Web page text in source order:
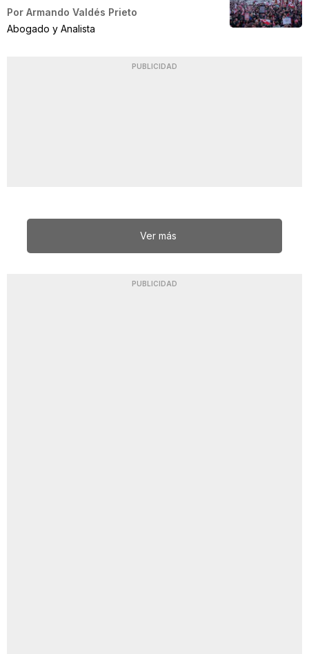
Por Armando Valdés Prieto
Abogado y Analista
PUBLICIDAD
Ver más
PUBLICIDAD